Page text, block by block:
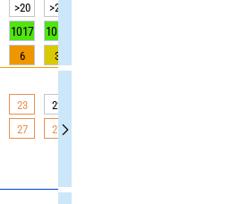
>20 >20
1017 1017
6 3
23 22
27 27